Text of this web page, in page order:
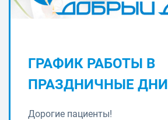
ГРАФИК РАБОТЫ В
ПРАЗДНИЧНЫЕ ДНИ
Дорогие пациенты!